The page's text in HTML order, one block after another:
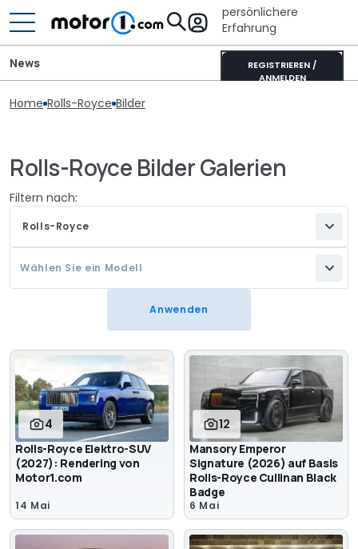
persönlichere
Erfahrung
REGISTRIEREN /
ANMELDEN
News
Home Rolls-Royce Bilder
Rolls-Royce Bilder Galerien
Filtern nach:
Rolls-Royce
Wählen Sie ein Modell
4
Rolls-Royce Elektro-SUV
(2027): Rendering von
Motor1.com
14 Mai
12
Mansory Emperor
Signature (2026) auf Basis
Rolls-Royce Cullinan Black
Badge
6 Mai